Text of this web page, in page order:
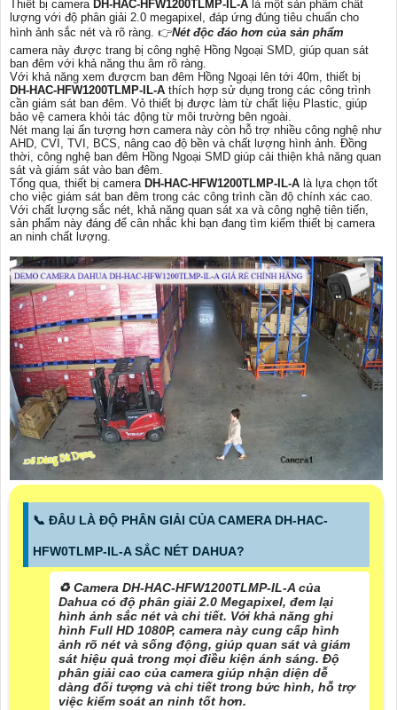
Thiết bị camera DH-HAC-HFW1200TLMP-IL-A là một sản phẩm chất
lượng với độ phân giải 2.0 megapixel, đáp ứng đúng tiêu chuẩn cho
hình ảnh sắc nét và rõ ràng. 👉Nét độc đáo hơn của sản phẩm
camera này được trang bị công nghệ Hồng Ngoại SMD, giúp quan sát
ban đêm với khả năng thu âm rõ ràng.
Với khả năng xem đượcm ban đêm Hồng Ngoại lên tới 40m, thiết bị
DH-HAC-HFW1200TLMP-IL-A thích hợp sử dụng trong các công trình
cần giám sát ban đêm. Vỏ thiết bị được làm từ chất liệu Plastic, giúp
bảo vệ camera khỏi tác động từ môi trường bên ngoài.
Nét mang lại ấn tượng hơn camera này còn hỗ trợ nhiều công nghệ như
AHD, CVI, TVI, BCS, nâng cao độ bền và chất lượng hình ảnh. Đồng
thời, công nghệ ban đêm Hồng Ngoại SMD giúp cải thiện khả năng quan
sát và giám sát vào ban đêm.
Tổng qua, thiết bị camera DH-HAC-HFW1200TLMP-IL-A là lựa chọn tốt
cho việc giám sát ban đêm trong các công trình cần độ chính xác cao.
Với chất lượng sắc nét, khả năng quan sát xa và công nghệ tiên tiến,
sản phẩm này đáng để cân nhắc khi bạn đang tìm kiếm thiết bị camera
an ninh chất lượng.
📞 ĐÂU LÀ ĐỘ PHÂN GIẢI CỦA CAMERA DH-HAC-
HFW0TLMP-IL-A SẮC NÉT DAHUA?
♻️ Camera DH-HAC-HFW1200TLMP-IL-A của
Dahua có độ phân giải 2.0 Megapixel, đem lại
hình ảnh sắc nét và chi tiết. Với khả năng ghi
hình Full HD 1080P, camera này cung cấp hình
ảnh rõ nét và sống động, giúp quan sát và giám
sát hiệu quả trong mọi điều kiện ánh sáng. Độ
phân giải cao của camera giúp nhận diện dễ
dàng đối tượng và chi tiết trong bức hình, hỗ trợ
việc kiểm soát an ninh tốt hơn.